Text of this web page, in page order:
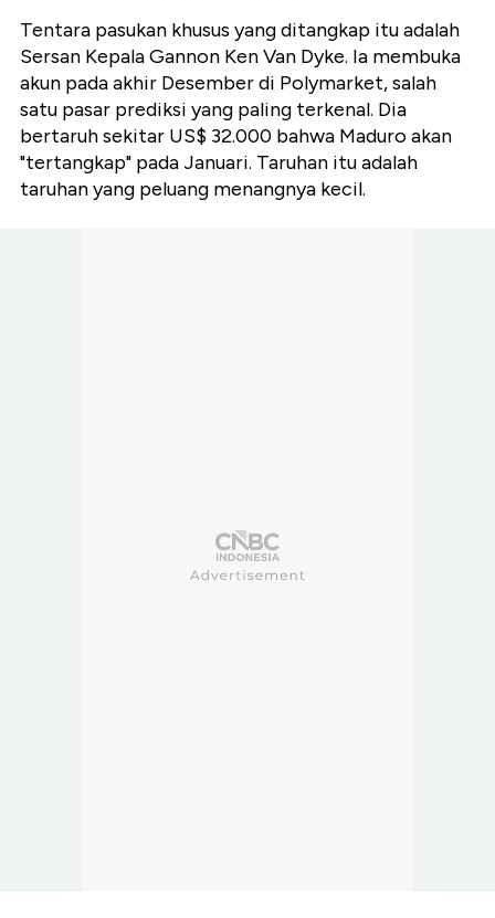
Tentara pasukan khusus yang ditangkap itu adalah
Sersan Kepala Gannon Ken Van Dyke. Ia membuka
akun pada akhir Desember di Polymarket, salah
satu pasar prediksi yang paling terkenal. Dia
bertaruh sekitar US$ 32.000 bahwa Maduro akan
"tertangkap" pada Januari. Taruhan itu adalah
taruhan yang peluang menangnya kecil.